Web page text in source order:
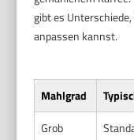
gibt es
anpassen kannst.
Mahlgrad
Grob